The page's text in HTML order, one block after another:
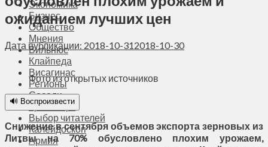
Экономика
Бизнес
Общество
Мнения
Вильнюс
Клайпеда
Висагинас
Регионы
Соседи
Транспорт
Выбор читателей
Калейдоскоп
Армия
ожиданием лучших цен
Дата публикации: 2018-10-312018-10-30
Фото из открытых источников
🔊 Воспроизвести
Снижение в сентября объемов экспорта зерновых из
Литвы на 70% обусловлено плохим урожаем,